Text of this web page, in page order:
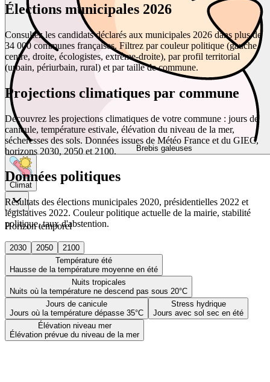
Brebis galeuses
Climat
Horizon temporel
2030 2050
2100
Température été
Hausse de la température moyenne en été
Nuits tropicales
Nuits où la température ne descend pas sous 20°C
Jours de canicule
Jours où la température dépasse 35°C
Stress hydrique
Jours avec sol sec en été
Élévation niveau mer
Élévation prévue du niveau de la mer
Élections municipales 2026
Consultez les candidats déclarés aux municipales 2026 dans plus de
34 000 communes françaises. Filtrez par couleur politique (gauche,
centre, droite, écologistes, extrême-droite), par profil territorial
(urbain, périurbain, rural) et par taille de commune.
Projections climatiques par commune
Découvrez les projections climatiques de votre commune : jours de
canicule, température estivale, élévation du niveau de la mer,
sécheresses des sols. Données issues de Météo France et du GIEC,
horizons 2030, 2050 et 2100.
Données politiques
Résultats des élections municipales 2020, présidentielles 2022 et
législatives 2022. Couleur politique actuelle de la mairie, stabilité
politique, taux d'abstention.